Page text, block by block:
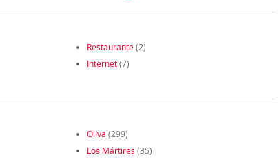
Restaurante(2)
Internet(7)
Oliva (299)
Los Mártires (35)